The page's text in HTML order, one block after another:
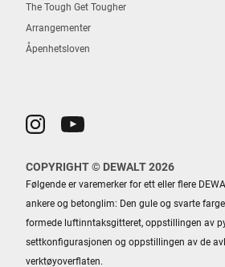
The Tough Get Tougher
Arrangementer
Åpenhetsloven
COPYRIGHT © DEWALT 2026
Følgende er varemerker for ett eller flere
ankere og betonglim: Den gule og svarte
formede luftinntaksgitteret, oppstillingen av
settkonfigurasjonen og oppstillingen av de
verktøyoverflaten.